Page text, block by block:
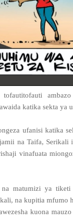
katika sekta ya
ufanisi katika
na Taifa,
vinafuata
matumizi ya tiketi
na kupitia mfumo
kuona